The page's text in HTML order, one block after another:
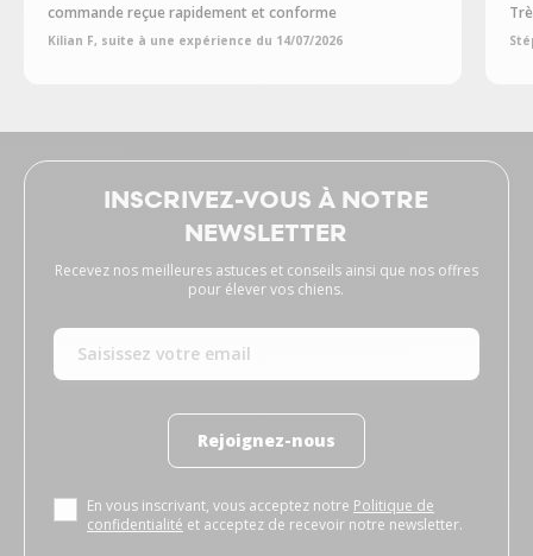
commande reçue rapidement et conforme
Kilian F, suite à une expérience du 14/07/2026
INSCRIVEZ-VOUS À NOTRE
NEWSLETTER
Recevez nos meilleures astuces et conseils ainsi que nos offres
pour élever vos chiens.
Rejoignez-nous
En vous inscrivant, vous acceptez notre Politique de
confidentialité et acceptez de recevoir notre newsletter.